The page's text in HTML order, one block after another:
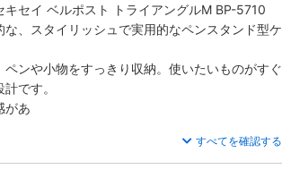
キセイ ベルポスト トライアングルM BP-5710
な、スタイリッシュで実用的なペンスタンド型ケ
ンや小物をすっきり収納。使いたいものがすぐ
です。
があ
すべてを確認する